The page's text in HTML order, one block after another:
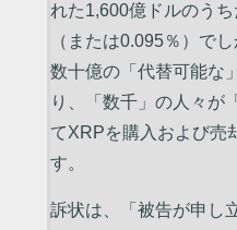
れた1,600億ドルのう
（または0.095％）で
数十億の「代替可能な
り、「数千」の人々が
てXRPを購入および売
す。
訴状は、「被告が申し